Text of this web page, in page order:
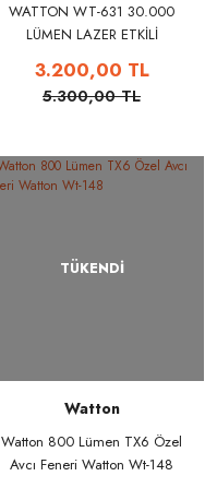
WATTON WT-631 30.000
LÜMEN LAZER ETKİLİ
3.200,00 TL
5.300,00 TL
TÜKENDİ
Watton
Watton 800 Lümen TX6 Özel
Avcı Feneri Watton Wt-148